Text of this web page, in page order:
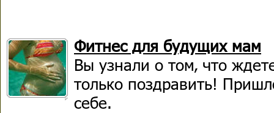
Фитнес для будущих мам
Вы узнали о том‚ что
только поздравить!
себе.